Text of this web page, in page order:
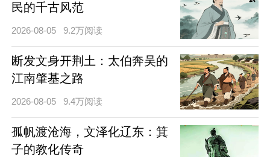
民的千古风范
2026-08-05 9.2万阅读
断发文身开荆土：太伯奔吴的
江南肇基之路
2026-08-05 9.4万阅读
孤帆渡沧海，文泽化辽东：箕
子的教化传奇